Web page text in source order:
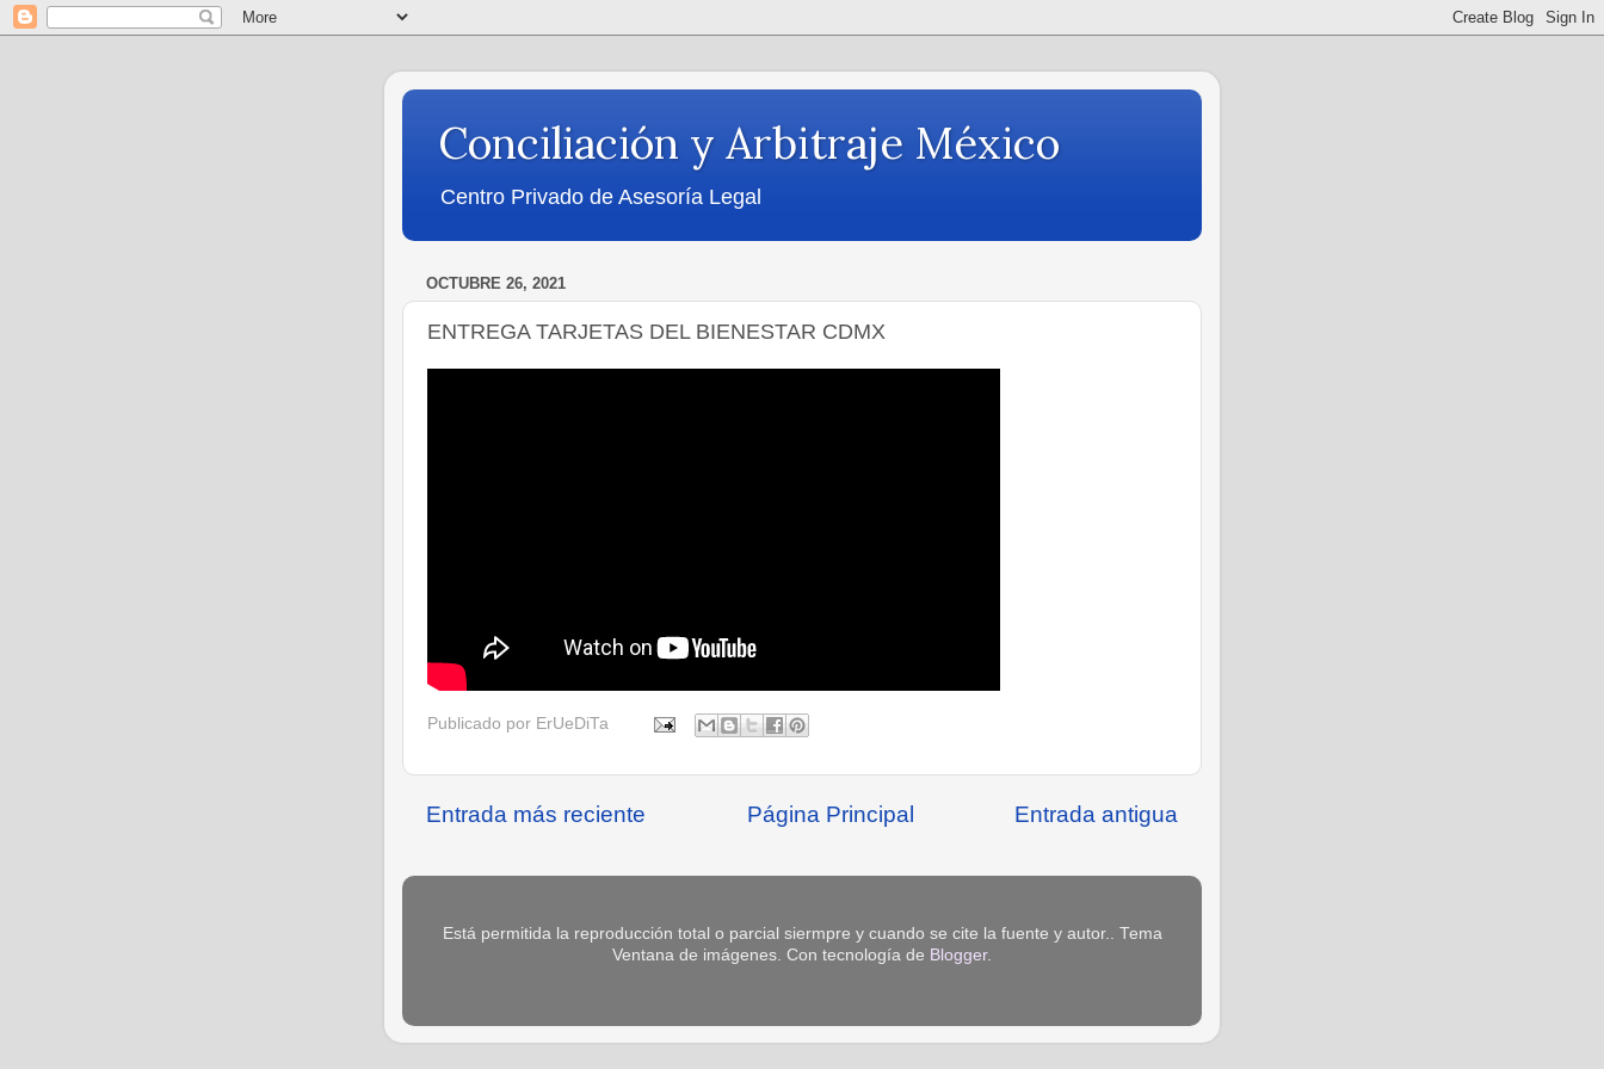
Conciliación y Arbitraje México
Centro Privado de Asesoría Legal
OCTUBRE 26, 2021
ENTREGA TARJETAS DEL BIENESTAR CDMX
Publicado por ErUeDiTa
Entrada más reciente Entrada antigua
Página Principal
Está permitida la reproducción total o parcial siermpre y cuando se cite la fuente y autor.. Tema
Ventana de imágenes. Con tecnología de Blogger.